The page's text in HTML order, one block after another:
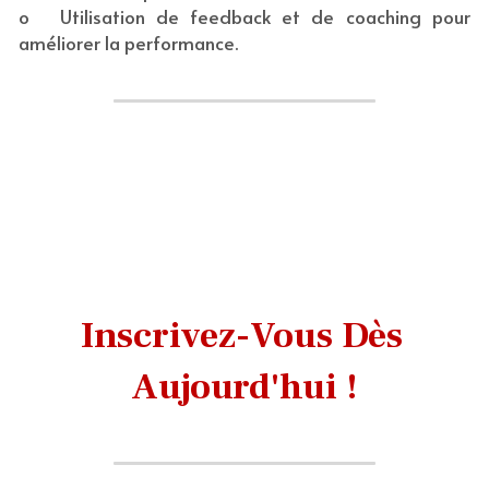
o	Utilisation de feedback et de coaching pour
améliorer la performance.
Inscrivez-Vous Dès
Aujourd'hui !